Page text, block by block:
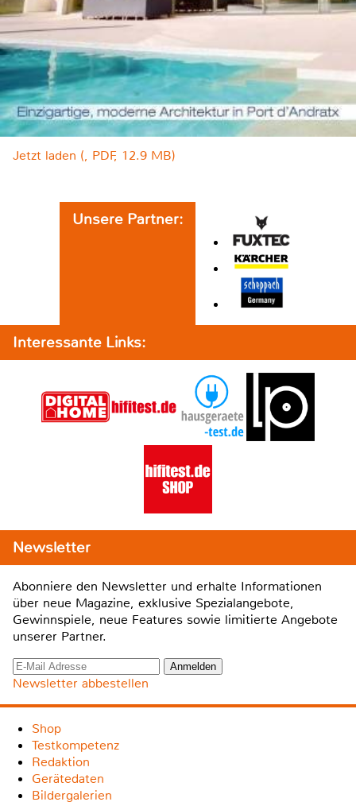
Jetzt laden (, PDF, 12.9 MB)
Unsere Partner:
Interessante Links:
Newsletter
Abonniere den Newsletter und erhalte Informationen
über neue Magazine, exklusive Spezialangebote,
Gewinnspiele, neue Features sowie limitierte Angebote
unserer Partner.
Newsletter abbestellen
Shop
Testkompetenz
Redaktion
Gerätedaten
Bildergalerien